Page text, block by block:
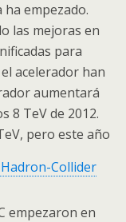
ha empezado.
las mejoras en
para
acelerador han
aumentará
8 TeVde 2012.
, pero este año
empezaron en